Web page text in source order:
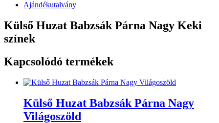
Ajándékutalvány
Külső Huzat Babzsák Párna Nagy Keki
színek
Kapcsolódó termékek
Külső Huzat Babzsák Párna Nagy
Világoszöld